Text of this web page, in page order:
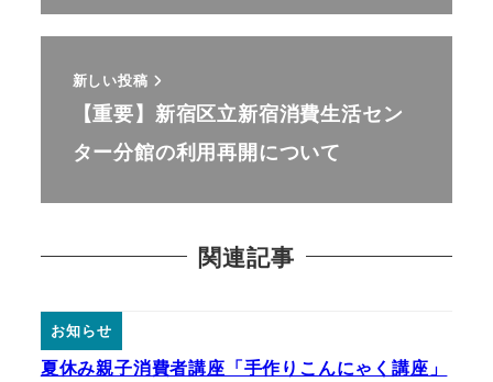
新しい投稿
【重要】新宿区立新宿消費生活セン
ター分館の利用再開について
関連記事
お知らせ
夏休み親子消費者講座「手作りこんにゃく講座」